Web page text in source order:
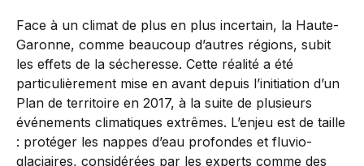
Face à un climat de plus en plus incertain, la Haute-
Garonne, comme beaucoup d’autres régions, subit
les effets de la sécheresse. Cette réalité a été
particulièrement mise en avant depuis l’initiation d’un
Plan de territoire en 2017, à la suite de plusieurs
événements climatiques extrêmes. L’enjeu est de taille
: protéger les nappes d’eau profondes et fluvio-
glaciaires, considérées par les experts comme des